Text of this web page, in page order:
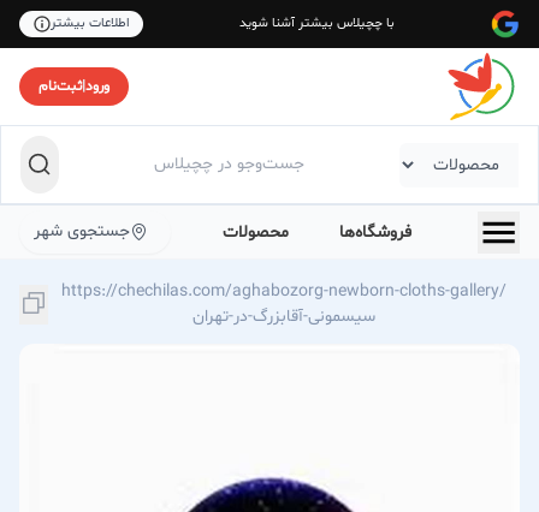
با چچیلاس بیشتر آشنا شوید اطلاعات بیشتر
ورود|ثبت‌نام
فروشگاه‌ها محصولات جستجوی شهر
https://chechilas.com/aghabozorg-newborn-cloths-gallery/
سیسمونی-آقابزرگ-در-تهران